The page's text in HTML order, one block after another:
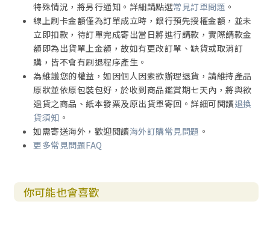
特殊情況，將另行通知。詳細請點選常見訂單問題 。
線上刷卡金額僅為訂單成立時，銀行預先授權金額，並未
立即扣款，待訂單完成寄出當日將進行請款，實際請款金
額即為出貨單上金額，故如有更改訂單、缺貨或取消訂
購，皆不會有刷退程序產生。
為維護您的權益，如因個人因素欲辦理退貨，請維持產品
原狀並依原包裝包好，於收到商品鑑賞期七天內，將與欲
退貨之商品、紙本發票及原出貨單寄回。詳細可閱讀退換
貨須知 。
如需寄送海外，歡迎閱讀海外訂購常見問題 。
更多常見問題FAQ
你可能也會喜歡